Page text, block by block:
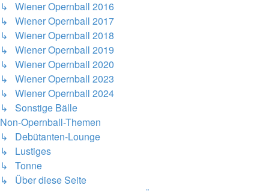
↳ Wiener Opernball 2016
↳ Wiener Opernball 2017
↳ Wiener Opernball 2018
↳ Wiener Opernball 2019
↳ Wiener Opernball 2020
↳ Wiener Opernball 2023
↳ Wiener Opernball 2024
↳ Sonstige Bälle
Non-Opernball-Themen
↳ Debütanten-Lounge
↳ Lustiges
↳ Tonne
↳ Über diese Seite